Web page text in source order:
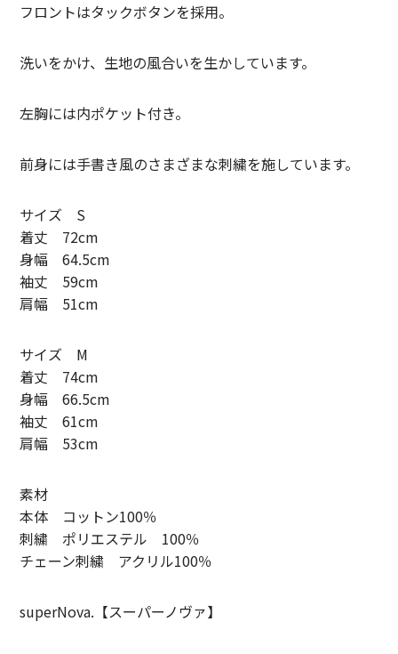
Product Twelve【プロダクトトゥエルブ】
REMI RELIEF【レミレリーフ】
superNova.【スーパーノヴァ】
TAUPE【トープ】
ULTERIOR【アルテリア】
URU TOKYO【ウル トーキョー】
WEST’S OVERALLS【ウエストオーバーオールズ】
ITEM
TOPS
OUTER
SHIRT
KNIT
フロントはタックボタンを採用。
洗いをかけ、生地の風合いを生かしています。
左胸には内ポケット付き。
前身には手書き風のさまざまな刺繍を施しています。
サイズ S
着丈 72cm
身幅 64.5cm
袖丈 59cm
肩幅 51cm
サイズ M
着丈 74cm
身幅 66.5cm
袖丈 61cm
肩幅 53cm
素材
本体 コットン100％
刺繍 ポリエステル 100％
チェーン刺繍 アクリル100％
superNova.【スーパーノヴァ】